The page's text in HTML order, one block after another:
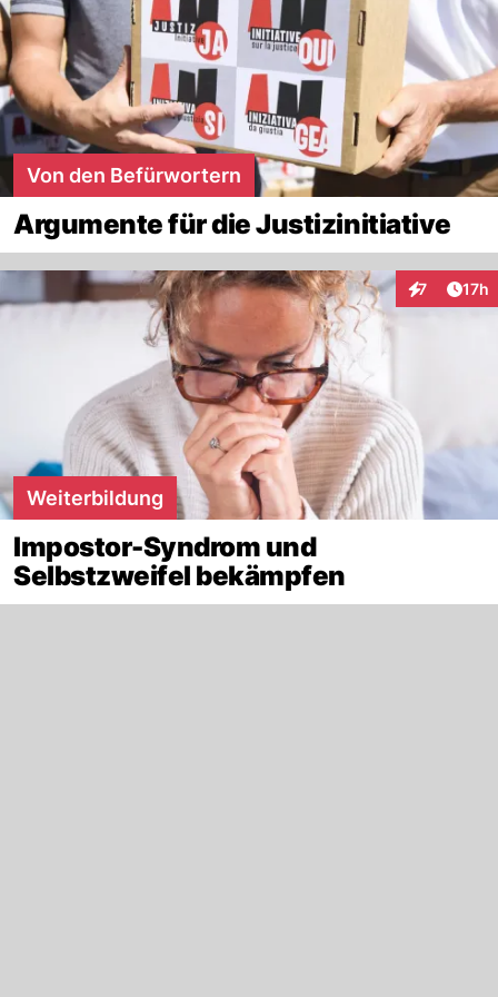
Von den Befürwortern
Argumente für die Justizinitiative
7 17h
Weiterbildung
Impostor-Syndrom und
Selbstzweifel bekämpfen